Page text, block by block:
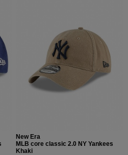
New Era
MLB core classic 2.0 NY Yankees
Khaki